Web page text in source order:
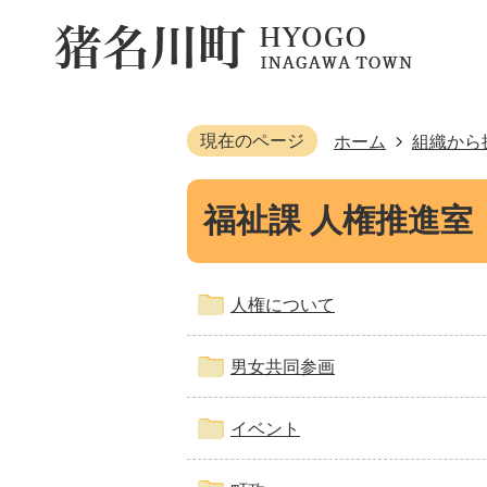
現在のページ ホーム 組織から
福祉課 人権推進室
人権について
男女共同参画
イベント